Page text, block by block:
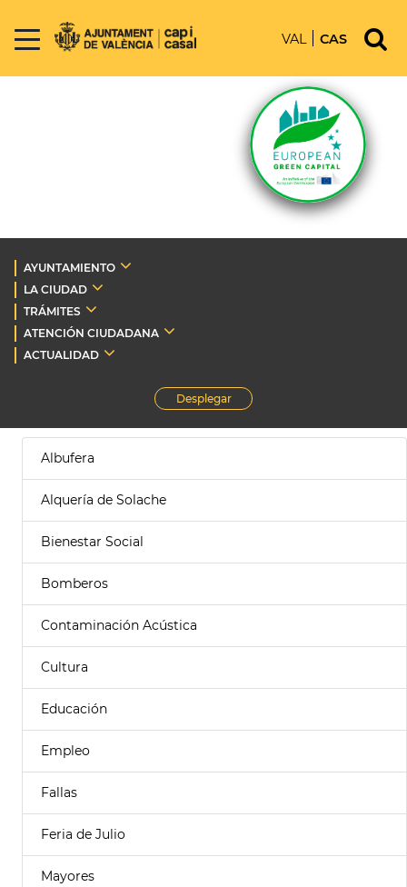
VAL CAS
AYUNTAMIENTO
LA CIUDAD
TRÁMITES
ATENCIÓN CIUDADANA
ACTUALIDAD
Desplegar
Albufera
Alquería de Solache
Bienestar Social
Bomberos
Contaminación Acústica
Cultura
Educación
Empleo
Fallas
Feria de Julio
Mayores